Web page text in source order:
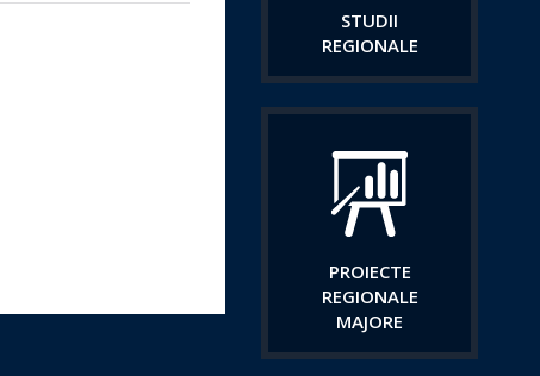
STUDII
REGIONALE
PROIECTE
REGIONALE
MAJORE